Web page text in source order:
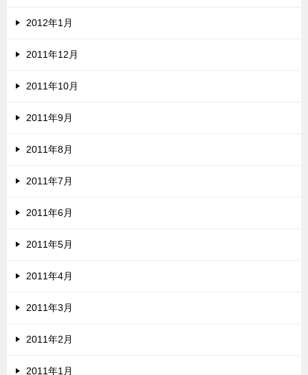
2012年1月
2011年12月
2011年10月
2011年9月
2011年8月
2011年7月
2011年6月
2011年5月
2011年4月
2011年3月
2011年2月
2011年1月